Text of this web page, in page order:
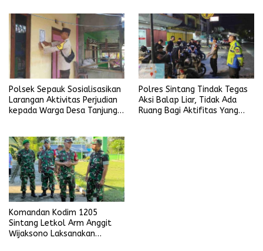
Polsek Sepauk Sosialisasikan
Larangan Aktivitas Perjudian
kepada Warga Desa Tanjung
Polres Sintang Tindak Tegas
Aksi Balap Liar, Tidak Ada
Ruang Bagi Aktifitas Yang
Komandan Kodim 1205
Sintang Letkol Arm Anggit
Wijaksono Laksanakan